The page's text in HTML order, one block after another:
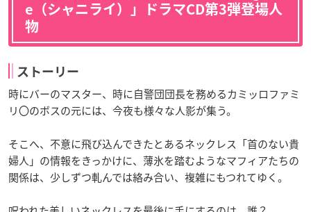
e（シャニライ）」ドラマCD第3弾登場人
物
ストーリー
時にバーのマスター、時に自警団団長を務めるカミッロファミ
リ〇のボスの元には、今夜も様々な人影が集う。
そこへ、不意に飛び込んできたとあるネックレス「首のない貴
婦人」の情報をきっかけに、薄氷を踏むようなマフィアたちの
関係は、少しずつ軋んでは絡み合い、複雑にもつれてゆく。